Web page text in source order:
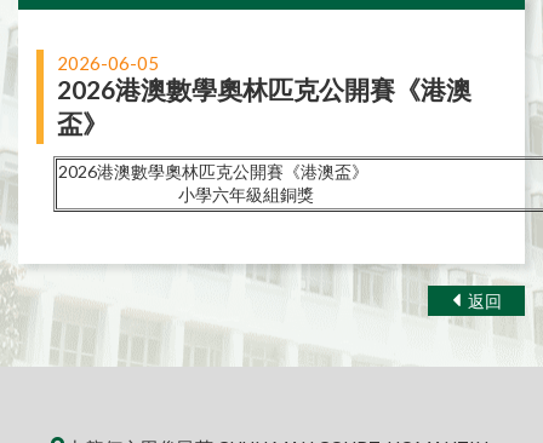
2026-06-05
2026港澳數學奧林匹克公開賽《港澳
盃》
2026港澳數學奧林匹克公開賽《港澳盃》
小學六年級組銅獎
返回